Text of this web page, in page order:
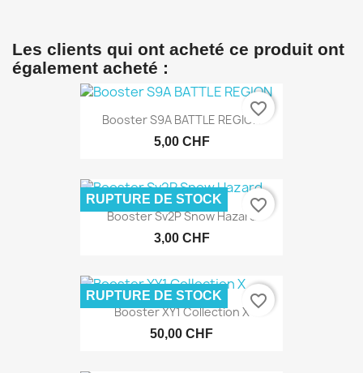
Les clients qui ont acheté ce produit ont
également acheté :
Booster S9A BATTLE REGION
5,00 CHF
favorite_border
Booster Sv2P Snow Hazard
3,00 CHF
RUPTURE DE STOCK favorite_border
Booster XY1 Collection X
50,00 CHF
RUPTURE DE STOCK favorite_border